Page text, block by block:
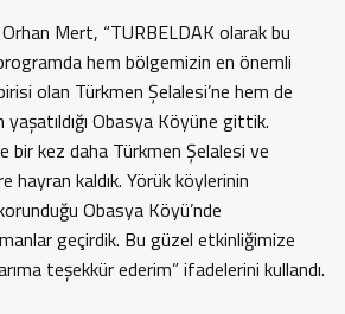
Mert, “TURBELDAK olarak bu
hem bölgemizin en önemli
olan Türkmen Şelalesi’ne hem de
Obasya Köyüne gittik.
bir kez daha Türkmen Şelalesi ve
hayran kaldık. Yörük köylerinin
Obasya Köyü’nde
geçirdik. Bu güzel etkinliğimize
teşekkür ederim” ifadelerini kullandı.